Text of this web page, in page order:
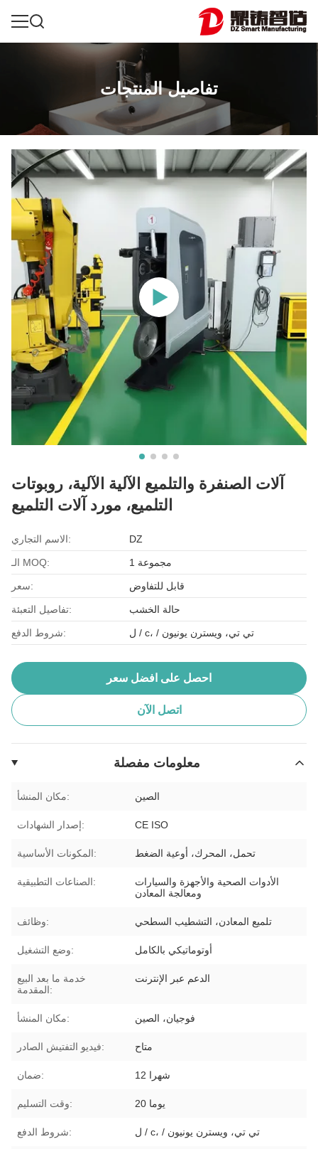
تفاصيل المنتجات
آلات الصنفرة والتلميع الآلية الآلية، روبوتات
التلميع، مورد آلات التلميع
الاسم التجاري: DZ
الـ MOQ: 1 مجموعة
سعر: قابل للتفاوض
تفاصيل التعبئة: حالة الخشب
شروط الدفع: ل / c، / تي تي، ويسترن يونيون
احصل على افضل سعر
اتصل الآن
معلومات مفصلة
مكان المنشأ: الصين
إصدار الشهادات: CE ISO
المكونات الأساسية: تحمل، المحرك، أوعية الضغط
الصناعات التطبيقية:
الأدوات الصحية والأجهزة والسيارات
ومعالجة المعادن
وظائف: تلميع المعادن، التشطيب السطحي
وضع التشغيل: أوتوماتيكي بالكامل
خدمة ما بعد البيع
المقدمة:
الدعم عبر الإنترنت
مكان المنشأ: فوجيان، الصين
فيديو التفتيش الصادر: متاح
ضمان: 12 شهرا
وقت التسليم: 20 يوما
شروط الدفع: ل / c، / تي تي، ويسترن يونيون